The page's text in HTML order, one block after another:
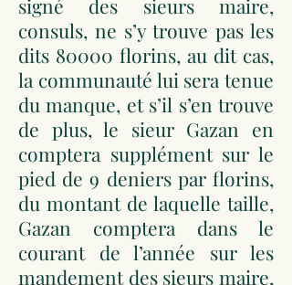
signé des sieurs maire,
consuls, ne s’y trouve pas les
dits 80000 florins, au dit cas,
la communauté lui sera tenue
du manque, et s’il s’en trouve
de plus, le sieur Gazan en
comptera supplément sur le
pied de 9 deniers par florins,
du montant de laquelle taille,
Gazan comptera dans le
courant de l’année sur les
mandement des sieurs maire,